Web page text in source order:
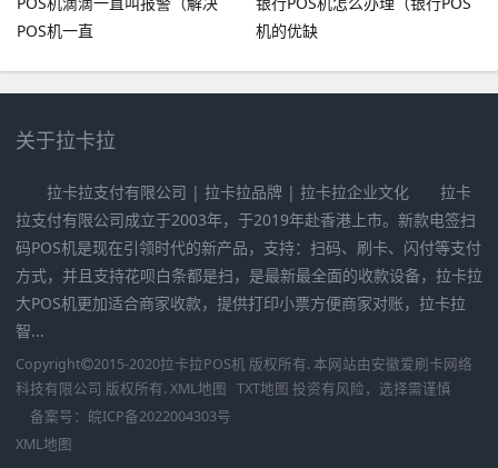
POS机一直
机的优缺
关于拉卡拉
拉卡拉支付有限公司 | 拉卡拉品牌 | 拉卡拉企业文化 拉卡
拉支付有限公司成立于2003年，于2019年赴香港上市。新款电签扫
码POS机是现在引领时代的新产品，支持：扫码、刷卡、闪付等支付
方式，并且支持花呗白条都是扫，是最新最全面的收款设备，拉卡拉
大POS机更加适合商家收款，提供打印小票方便商家对账，拉卡拉
智...
Copyright 2015-2020拉卡拉POS机 版权所有. 本网站由安徽爱刷卡网络
科技有限公司 版权所有. XML地图 TXT地图 投资有风险，选择需谨慎
备案号： 皖ICP备2022004303号
XML地图